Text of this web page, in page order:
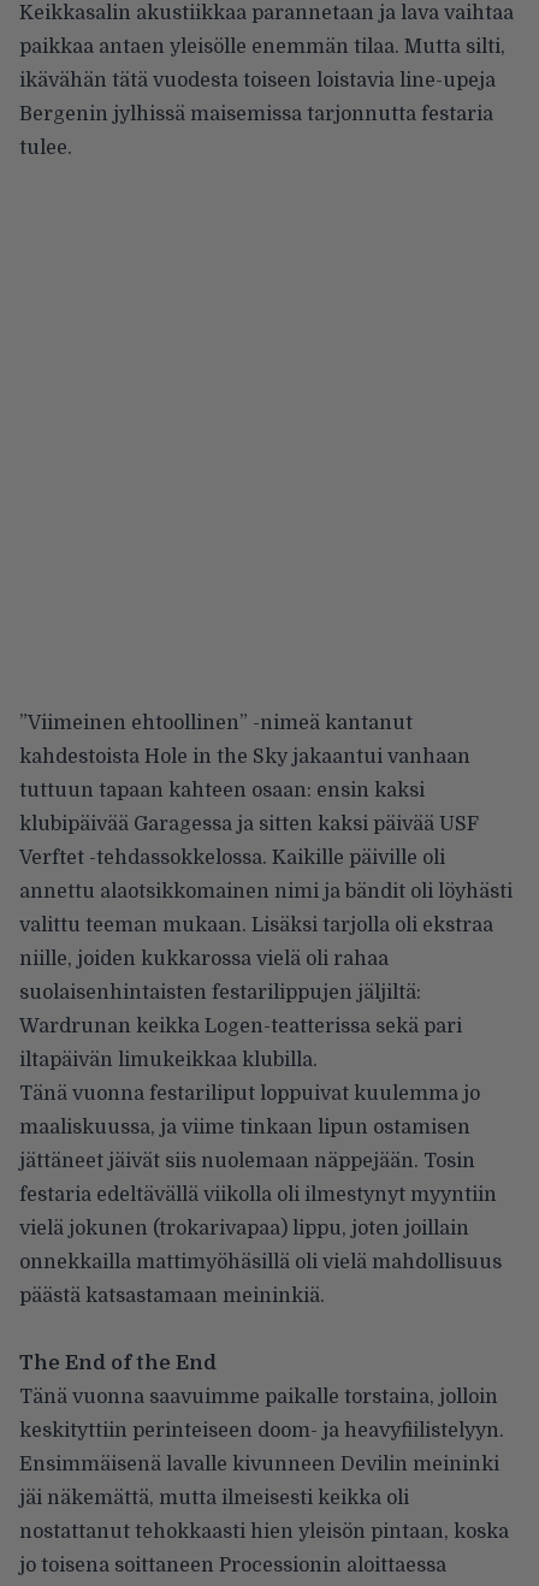
Keikkasalin akustiikkaa parannetaan ja lava vaihtaa
paikkaa antaen yleisölle enemmän tilaa. Mutta silti,
ikävähän tätä vuodesta toiseen loistavia line-upeja
Bergenin jylhissä maisemissa tarjonnutta festaria
tulee.
”Viimeinen ehtoollinen” -nimeä kantanut
kahdestoista Hole in the Sky jakaantui vanhaan
tuttuun tapaan kahteen osaan: ensin kaksi
klubipäivää Garagessa ja sitten kaksi päivää USF
Verftet -tehdassokkelossa. Kaikille päiville oli
annettu alaotsikkomainen nimi ja bändit oli löyhästi
valittu teeman mukaan. Lisäksi tarjolla oli ekstraa
niille, joiden kukkarossa vielä oli rahaa
suolaisenhintaisten festarilippujen jäljiltä:
Wardrunan keikka Logen-teatterissa sekä pari
iltapäivän limukeikkaa klubilla.
Tänä vuonna festariliput loppuivat kuulemma jo
maaliskuussa, ja viime tinkaan lipun ostamisen
jättäneet jäivät siis nuolemaan näppejään. Tosin
festaria edeltävällä viikolla oli ilmestynyt myyntiin
vielä jokunen (trokarivapaa) lippu, joten joillain
onnekkailla mattimyöhäsillä oli vielä mahdollisuus
päästä katsastamaan meininkiä.
The End of the End
Tänä vuonna saavuimme paikalle torstaina, jolloin
keskityttiin perinteiseen doom- ja heavyfiilistelyyn.
Ensimmäisenä lavalle kivunneen Devilin meininki
jäi näkemättä, mutta ilmeisesti keikka oli
nostattanut tehokkaasti hien yleisön pintaan, koska
jo toisena soittaneen Processionin aloittaessa